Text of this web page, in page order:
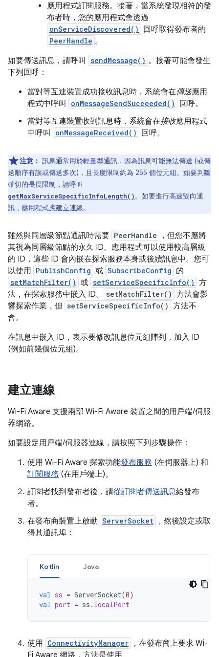
應用程式訂閱服務。接著，當系統發現相符的發
布者時，您的應用程式會透過
onServiceDiscovered() 回呼取得發布者的
PeerHandle 。
如要傳送訊息，請呼叫
sendMessage() 。接著可能會發生
下列回呼：
當對等互連裝置成功接收訊息時，系統會在傳送應用
程式中呼叫
onMessageSendSucceeded()
回呼。
當對等互連裝置收到訊息時，系統會在接收應用程式
中呼叫
onMessageReceived() 回呼。
注意： 訊息通常用於輕量型通訊，因為訊息可能無法傳送 (或傳
送順序有誤或傳送多次)，且長度限制約為 255 個位元組。如要判斷
確切的長度限制，請呼叫
getMaxServiceSpecificInfoLength()。如要進行高速雙向通
訊，應用程式應建立連線。
雖然與同層級節點通訊時需要 PeerHandle
，但您不應將
其視為同層級節點的永久 ID。應用程式可以使用較高層級
的 ID，這些 ID 會內嵌在探索服務本身或後續訊息中。您可
以使用 PublishConfig 或 SubscribeConfig 的
setMatchFilter() 或 setServiceSpecificInfo() 方
法，在探索服務中嵌入 ID。
setMatchFilter() 方法會影
響探索作業，但 setServiceSpecificInfo() 方法不
會。
在訊息中嵌入 ID，表示要修改訊息位元組陣列，加入 ID
(例如前幾個位元組)。
建立連線
Wi-Fi Aware 支援兩部 Wi-Fi Aware 裝置之間的用戶端/伺服
器網路。
如要設定用戶端/伺服器連線，請按照下列步驟操作：
使用 Wi-Fi Aware 探索功能發布服務 (在伺服器上) 和
訂閱服務 (在用戶端上)。
訂閱者找到發布者後，請從訂閱者傳送訊息給發布
者。
在發布商裝置上啟動 ServerSocket
，然後設定或取
得其通訊埠：
Kotlin Java
val ss = ServerSocket(0)
val port = ss . localPort
使用 ConnectivityManager
，在發布商上要求 Wi-
Fi Aware 網路，方法是使用